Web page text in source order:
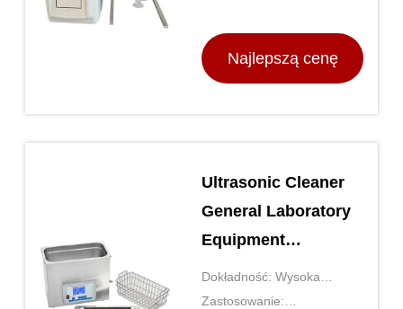
Najlepszą cenę
Ultrasonic Cleaner
General Laboratory
Equipment
Jednorazowa
częstotliwość
Dokładność: Wysoka
celność
Zastosowanie: